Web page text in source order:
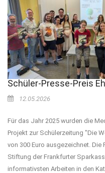
Schüler-Presse-Preis
12.05.2026
Für das Jahr 2025 wurden die
Projekt zur Schülerzeitung "Die
von 300 Euro ausgezeichnet. Die
Stiftung der Frankfurter
informativsten Arbeiten in den